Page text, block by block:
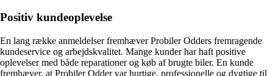
Positiv kundeoplevelse
En lang række anmeldelser fremhæver Probiler Odders fremragende
kundeservice og arbejdskvalitet. Mange kunder har haft positive
oplevelser med både reparationer og køb af brugte biler. En kunde
fremhæver, at Probiler Odder var hurtige, professionelle og dygtige til